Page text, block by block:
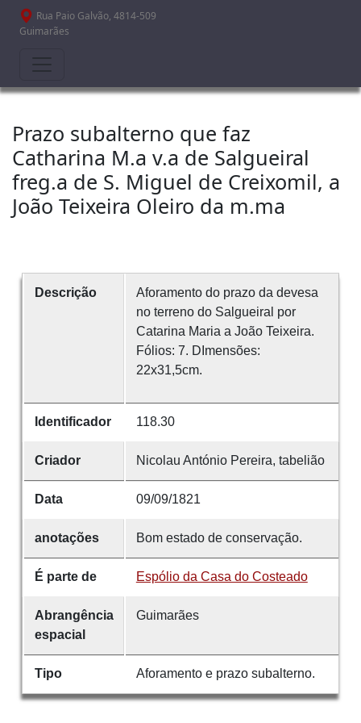
Passar para o conteúdo principal
Rua Paio Galvão, 4814-509
Guimarães
Prazo subalterno que faz
Catharina M.a v.a de Salgueiral
freg.a de S. Miguel de Creixomil, a
João Teixeira Oleiro da m.ma
Descrição
Aforamento do prazo da devesa
no terreno do Salgueiral por
Catarina Maria a João Teixeira.
Fólios: 7. DImensões:
22x31,5cm.
Identificador 118.30
Criador Nicolau António Pereira, tabelião
Data 09/09/1821
anotações Bom estado de conservação.
É parte de Espólio da Casa do Costeado
Abrangência
espacial
Guimarães
Tipo Aforamento e prazo subalterno.